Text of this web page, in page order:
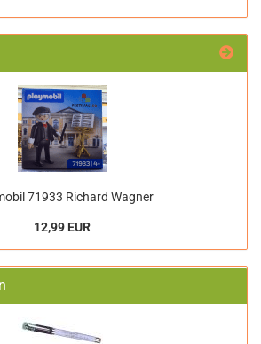
71933 Richard Wagner
12,99 EUR